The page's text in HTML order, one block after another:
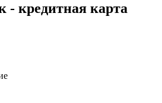
кредитная карта